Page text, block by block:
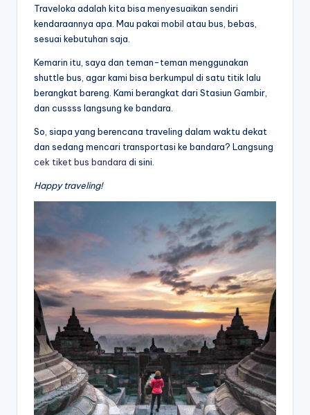
Traveloka adalah kita bisa menyesuaikan sendiri
kendaraannya apa. Mau pakai mobil atau bus, bebas,
sesuai kebutuhan saja.
Kemarin itu, saya dan teman-teman menggunakan
shuttle bus, agar kami bisa berkumpul di satu titik lalu
berangkat bareng. Kami berangkat dari Stasiun Gambir,
dan cussss langsung ke bandara.
So, siapa yang berencana traveling dalam waktu dekat
dan sedang mencari transportasi ke bandara? Langsung
cek tiket bus bandara di sini.
Happy traveling!